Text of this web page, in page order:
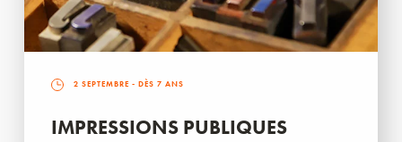
2 SEPTEMBRE - DÈS 7 ANS
IMPRESSIONS PUBLIQUES